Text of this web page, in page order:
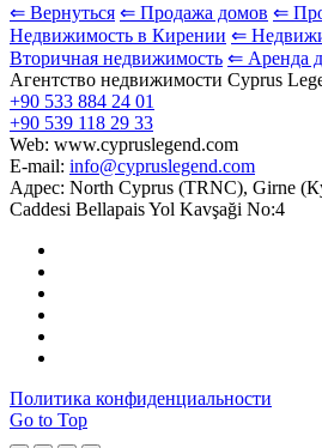
⇐ Вернуться ⇐ Продажа домов ⇐
Недвижимость в Кирении ⇐
Вторичная недвижимость ⇐ Аренда
Агентство недвижимости Cyprus
+90 533 884 24 01
+90 539 118 29 33
Web: www.cypruslegend.com
E-mail: info@cypruslegend.com
Адрес: North Cyprus (ТRNC), Girne
Caddesi Bellapais Yol Kavşaği No:4
Политика конфиденциальности
Go to Top